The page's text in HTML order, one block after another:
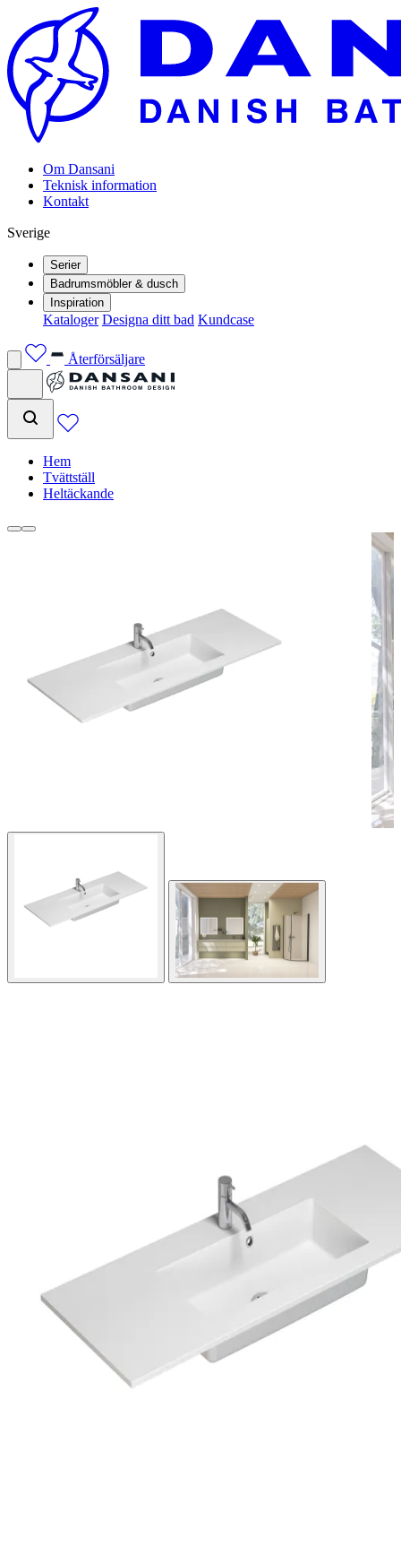
Om Dansani
Teknisk information
Kontakt
Sverige
Serier
Badrumsmöbler & dusch
Inspiration
Kataloger Designa ditt bad Kundcase
Återförsäljare
Hem
Tvättställ
Heltäckande